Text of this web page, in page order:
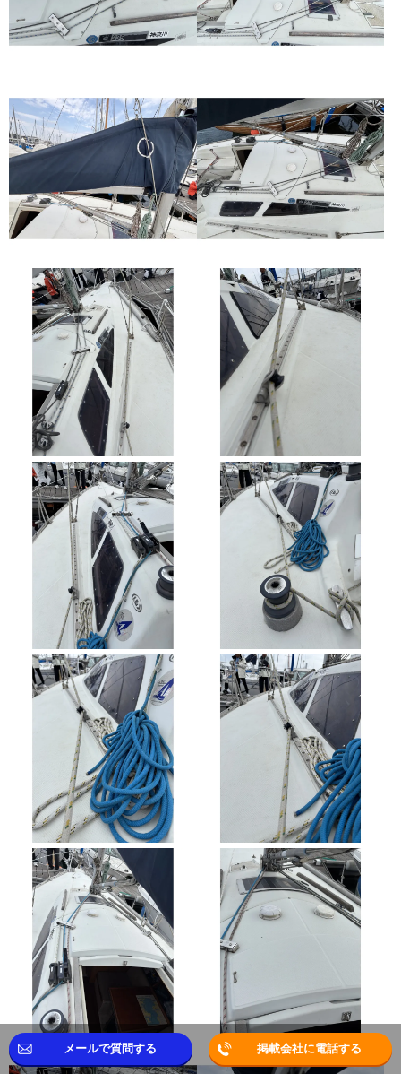
メールで質問する 掲載会社に電話する